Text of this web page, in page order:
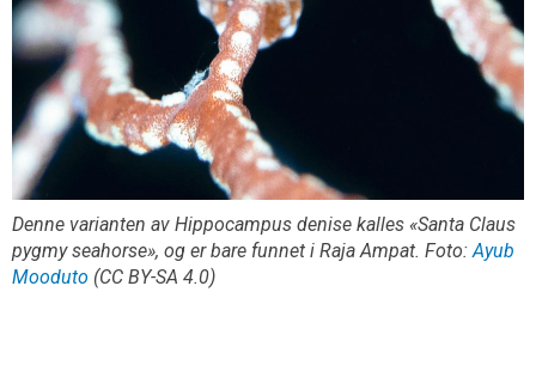
Denne varianten av Hippocampus denise kalles «Santa Claus
pygmy seahorse», og er bare funnet i Raja Ampat. Foto:Ayub
Mooduto (CC BY-SA 4.0)